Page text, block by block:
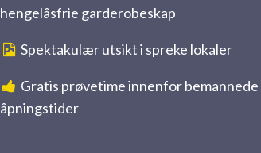
hengelåsfrie garderobeskap
Spektakulær utsikt i spreke lokaler
Gratis prøvetime innenfor bemannede
åpningstider